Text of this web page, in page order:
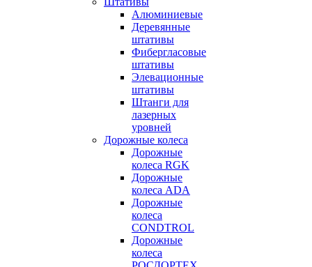
Алюминиевые
Деревянные
штативы
Фибергласовые
штативы
Элевационные
штативы
Штанги для
лазерных
уровней
Дорожные колеса
Дорожные
колеса RGK
Дорожные
колеса ADA
Дорожные
колеса
CONDTROL
Дорожные
колеса